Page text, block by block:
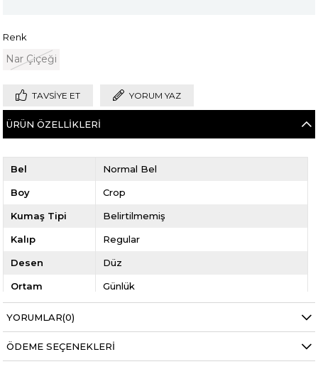
Renk
Nar Çiçeği
TAVSIYE ET YORUM YAZ
ÜRÜN ÖZELLIKLERI
Bel Normal Bel
Boy Crop
Kumaş Tipi Belirtilmemiş
Kalıp Regular
Desen Düz
Ortam Günlük
YORUMLAR(0)
ÖDEME SEÇENEKLERI